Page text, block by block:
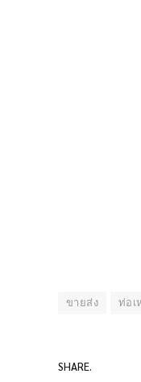
ขายส่ง ท่อเ
SHARE.